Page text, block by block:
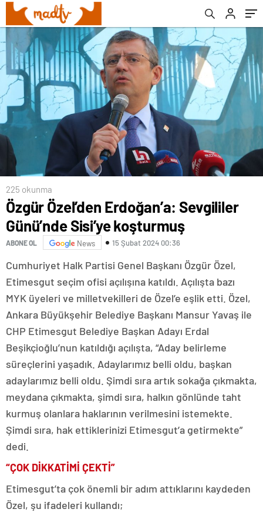
225 okunma
Özgür Özel’den Erdoğan’a: Sevgililer
Günü’nde Sisi’ye koşturmuş
ABONE OL News 15 Şubat 2024 00:36
Cumhuriyet Halk Partisi Genel Başkanı Özgür Özel,
Etimesgut seçim ofisi açılışına katıldı. Açılışta bazı
MYK üyeleri ve milletvekilleri de Özel’e eşlik etti. Özel,
Ankara Büyükşehir Belediye Başkanı Mansur Yavaş ile
CHP Etimesgut Belediye Başkan Adayı Erdal
Beşikçioğlu’nun katıldığı açılışta, “Aday belirleme
süreçlerini yaşadık. Adaylarımız belli oldu, başkan
adaylarımız belli oldu. Şimdi sıra artık sokağa çıkmakta,
meydana çıkmakta, şimdi sıra, halkın gönlünde taht
kurmuş olanlara haklarının verilmesini istemekte.
Şimdi sıra, hak ettiklerinizi Etimesgut’a getirmekte”
dedi.
“ÇOK DİKKATİMİ ÇEKTİ”
Etimesgut’ta çok önemli bir adım attıklarını kaydeden
Özel, şu ifadeleri kullandı;